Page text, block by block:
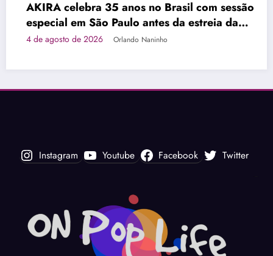
celebra 35 anos no Brasil com sessão
em São Paulo antes da estreia da
em 4K
de 2026 Orlando Naninho
4 de
Instagram Youtube Facebook Twitter